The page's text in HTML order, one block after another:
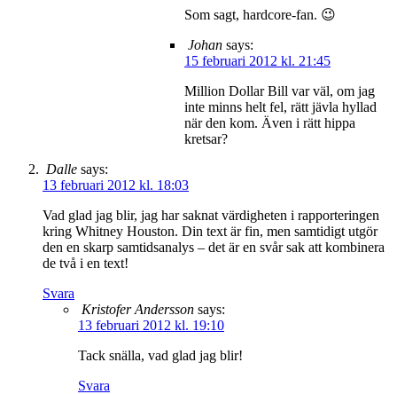
Som sagt, hardcore-fan. 😉
Johan says:
15 februari 2012 kl. 21:45
Million Dollar Bill var väl, om jag
inte minns helt fel, rätt jävla hyllad
när den kom. Även i rätt hippa
kretsar?
Dalle says:
13 februari 2012 kl. 18:03
Vad glad jag blir, jag har saknat värdigheten i rapporteringen
kring Whitney Houston. Din text är fin, men samtidigt utgör
den en skarp samtidsanalys – det är en svår sak att kombinera
de två i en text!
Svara
Kristofer Andersson says:
13 februari 2012 kl. 19:10
Tack snälla, vad glad jag blir!
Svara